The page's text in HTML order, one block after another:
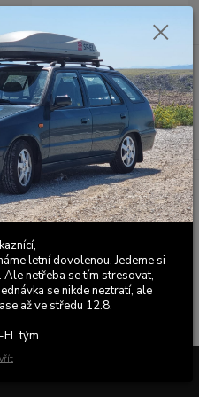
Menu
Hledat
0,00 Kč
Trubka
zboží.
letní dovolenou. Jedeme si
netřeba se tím stresovat,
se nikde neztratí, ale
až ve středu 12.8.
EL tým